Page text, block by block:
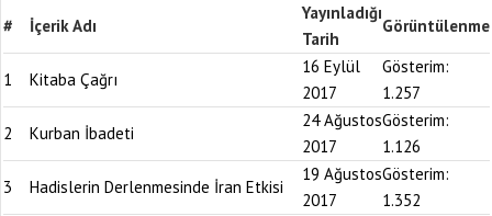
# İçerik Adı
Yayınladığı
Tarih
Görüntülenme
1 Kitaba Çağrı
16 Eylül
2017
Gösterim:
1.257
2
Kurban İbadeti
24 Ağustos
2017
Gösterim:
1.126
3
Hadislerin Derlenmesinde İran Etkisi
19 Ağustos
2017
Gösterim:
1.352